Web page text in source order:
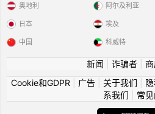
奥地利
日本
中国
阿尔及利亚
埃及
科威特
新闻 诈骗者|
Cookie和GDPR
广告| 关于我们
系我们
常